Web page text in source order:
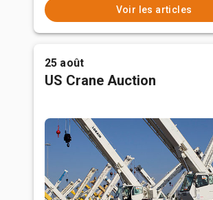
Voir les articles
25 août
US Crane Auction